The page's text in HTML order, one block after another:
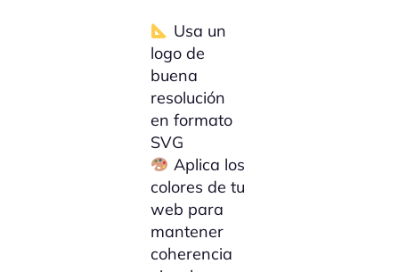
Usa un
logo de
buena
resolución
en formato
SVG
Aplica los
colores de tu
web para
mantener
coherencia